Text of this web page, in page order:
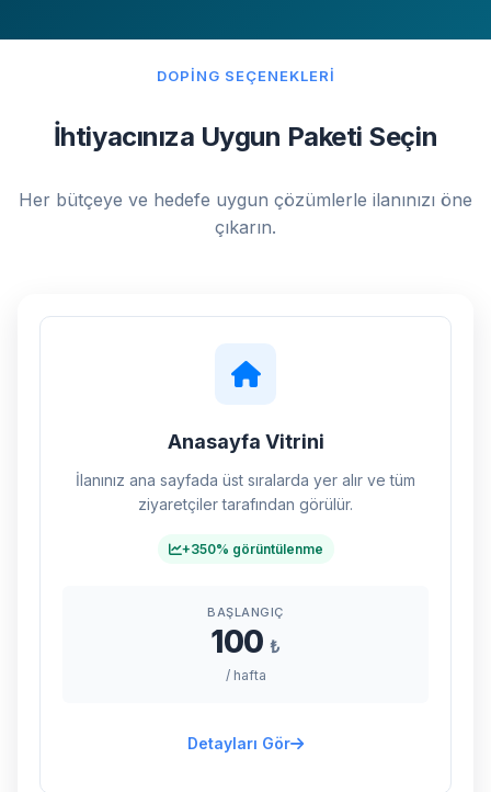
DOPING SEÇENEKLERI
İhtiyacınıza Uygun Paketi Seçin
Her bütçeye ve hedefe uygun çözümlerle ilanınızı öne
çıkarın.
Anasayfa Vitrini
İlanınız ana sayfada üst sıralarda yer alır ve tüm
ziyaretçiler tarafından görülür.
+350% görüntülenme
BAŞLANGIÇ
100₺
/ hafta
Detayları Gör